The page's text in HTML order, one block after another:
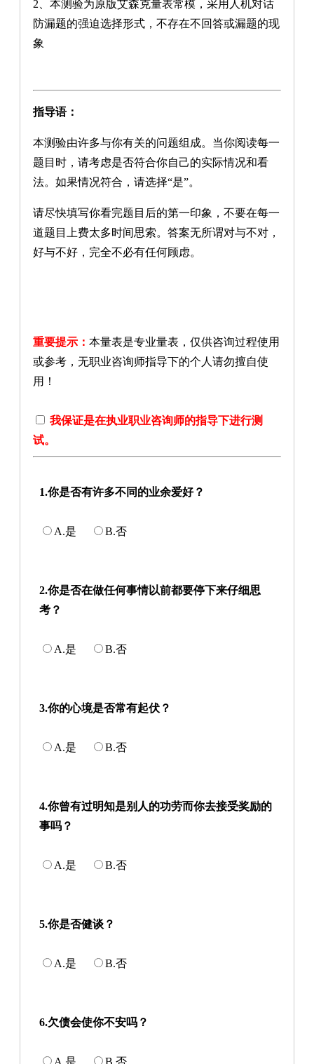
2、本测验为原版艾森克量表常模，采用人机对话
防漏题的强迫选择形式，不存在不回答或漏题的现
象
指导语：
本测验由许多与你有关的问题组成。当你阅读每一
题目时，请考虑是否符合你自己的实际情况和看
法。如果情况符合，请选择“是”。
请尽快填写你看完题目后的第一印象，不要在每一
道题目上费太多时间思索。答案无所谓对与不对，
好与不好，完全不必有任何顾虑。
重要提示： 本量表是专业量表，仅供咨询过程使用
或参考，无职业咨询师指导下的个人请勿擅自使
用！
我保证是在执业职业咨询师的指导下进行测
试。
1.你是否有许多不同的业余爱好？
A.是 B.否
2.你是否在做任何事情以前都要停下来仔细思
考？
A.是 B.否
3.你的心境是否常有起伏？
A.是 B.否
4.你曾有过明知是别人的功劳而你去接受奖励的
事吗？
A.是 B.否
5.你是否健谈？
A.是 B.否
6.欠债会使你不安吗？
A.是 B.否